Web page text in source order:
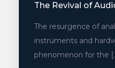
The Revival of
The resurgence of
instruments and
phenomenon for the